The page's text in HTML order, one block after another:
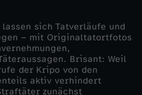
sich Tatverläufe und
– mit Originaltatortfotos
Brisant: Weil
der Kripo von den
aktiv verhindert
zunächst